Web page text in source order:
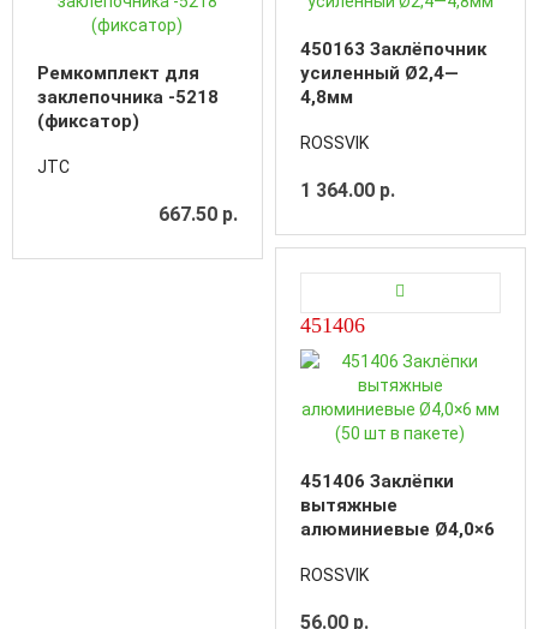
Ремкомплект для
заклепочника -5218
(фиксатор)
JTC
667.50 р.
450163 Заклёпочник
усиленный Ø2,4—
4,8мм
ROSSVIK
1 364.00 р.
451406
451406 Заклёпки
вытяжные
алюминиевые Ø4,0×6
ROSSVIK
56.00 р.